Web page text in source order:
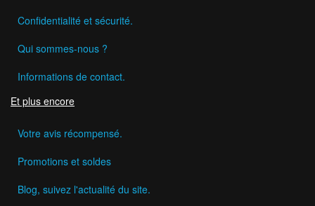
Confidentialité et sécurité.
Qui sommes-nous ?
Informations de contact.
Et plus encore
Votre avis récompensé.
Promotions et soldes
Blog, suivez l'actualité du site.